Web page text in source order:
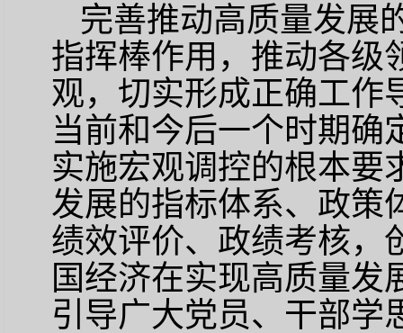
完善推动高质量发展
指挥棒作用，推动各级
观，切实形成正确工作
当前和今后一个时期确
实施宏观调控的根本要
发展的指标体系、政策
绩效评价、政绩考核，
国经济在实现高质量发
引导广大党员、干部学